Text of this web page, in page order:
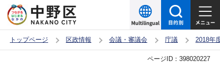
の
ー
トップページ 区政情報 会議・審議会 庁議 2018年
ページID： 398020227